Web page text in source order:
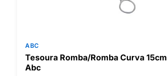
ABC
Tesoura Romba/Romba Curva 15cm
Abc